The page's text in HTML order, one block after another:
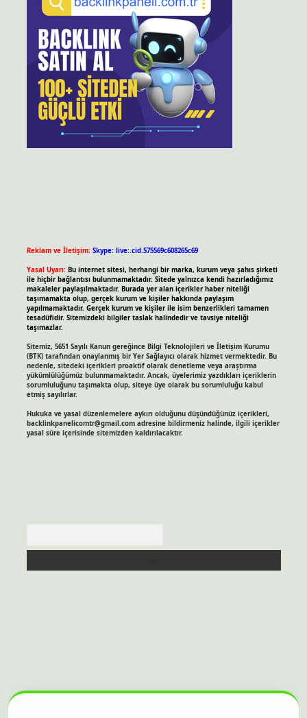
Reklam ve İletişim: Skype: live:.cid.575569c608265c69
Yasal Uyarı: Bu internet sitesi, herhangi bir marka, kurum veya şahıs şirketi
ile hiçbir bağlantısı bulunmamaktadır. Sitede yalnızca kendi hazırladığımız
makaleler paylaşılmaktadır. Burada yer alan içerikler haber niteliği
taşımamakta olup, gerçek kurum ve kişiler hakkında paylaşım
yapılmamaktadır. Gerçek kurum ve kişiler ile isim benzerlikleri tamamen
tesadüfidir. Sitemizdeki bilgiler taslak halindedir ve tavsiye niteliği
taşımazlar.
Sitemiz, 5651 Sayılı Kanun gereğince Bilgi Teknolojileri ve İletişim Kurumu
(BTK) tarafından onaylanmış bir Yer Sağlayıcı olarak hizmet vermektedir. Bu
nedenle, sitedeki içerikleri proaktif olarak denetleme veya araştırma
yükümlülüğümüz bulunmamaktadır. Ancak, üyelerimiz yazdıkları içeriklerin
sorumluluğunu taşımakta olup, siteye üye olarak bu sorumluluğu kabul
etmiş sayılırlar.
Hukuka ve yasal düzenlemelere aykırı olduğunu düşündüğünüz içerikleri,
backlinkpanelicomtr@gmail.comadresine bildirmeniz halinde, ilgili içerikler
yasal süre içerisinde sitemizden kaldırılacaktır.